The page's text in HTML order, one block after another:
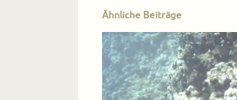
Ähnliche Beiträge